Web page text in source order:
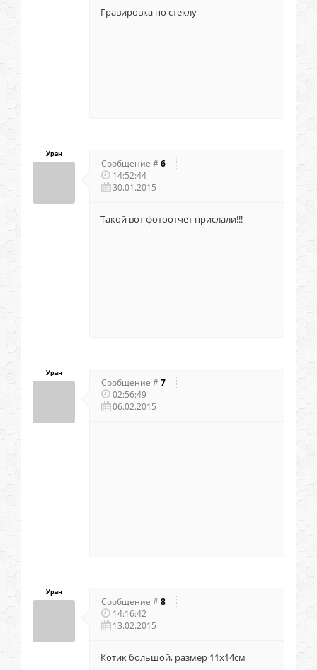
Гравировка по стеклу
Уран
Сообщение #6
14:52:44
30.01.2015
Такой вот фотоотчет прислали!!!
Уран
Сообщение #7
02:56:49
06.02.2015
Уран
Сообщение #8
14:16:42
13.02.2015
Котик большой, размер 11х14см